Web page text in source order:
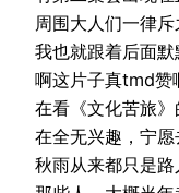
周围大人们一律斥
我也就跟着后面
啊这片子真tmd赞
在看《文化苦旅
在全无兴趣，宁
秋雨从来都只是